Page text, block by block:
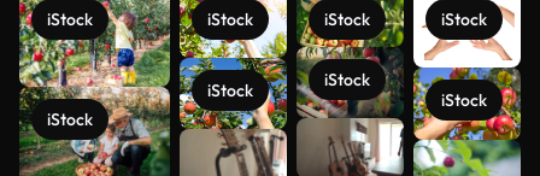
iStock
iStock
iStock
iStock
iStock
iStock
iStock
iStock
Scopri di